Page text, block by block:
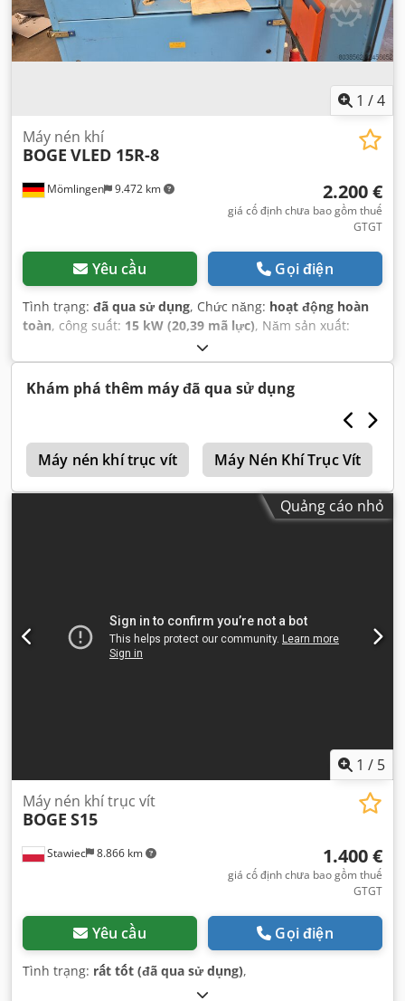
1 /4
Mömlingen 9.472 km
Máy nén khí
BOGE VLED 15R-8
2.200 €
giá cố định chưa bao gồm thuế
GTGT
Yêu cầu Gọi điện
Tình trạng: đã qua sử dụng, Chức năng: hoạt động hoàn
toàn, công suất: 15 kW (20,39 mã lực), Năm sản xuất:
23.257 h, số máy/phương tiện:
Khám phá thêm máy đã qua sử dụng
Máy nén khí trục vít Máy Nén Khí Trục Vít
Quảng cáo nhỏ
1 / 5
Stawiec 8.866 km
Máy nén khí trục vít
BOGE S15
1.400 €
giá cố định chưa bao gồm thuế
GTGT
Yêu cầu Gọi điện
Tình trạng: rất tốt (đã qua sử dụng),